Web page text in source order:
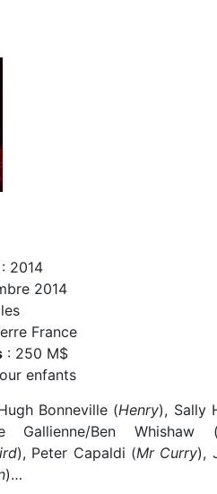
: 2014
2014
France
: 250 M$
enfants
Bonneville (Henry), Sally
Gallienne/Ben Whishaw (
), Peter Capaldi (Mr Curry),
)…